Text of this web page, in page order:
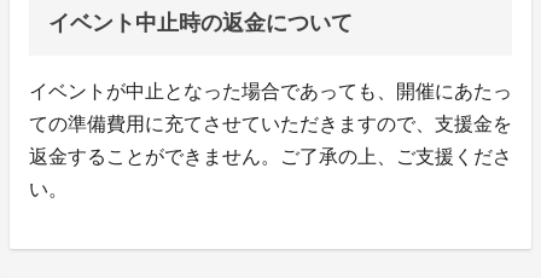
イベント中止時の返金について
イベントが中止となった場合であっても、開催にあたっ
ての準備費用に充てさせていただきますので、支援金を
返金することができません。ご了承の上、ご支援くださ
い。